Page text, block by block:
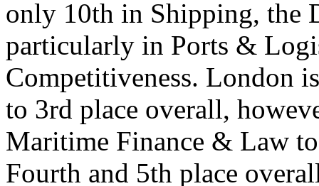
only 10th in Shipping, the
particularly in Ports &
Competitiveness. London
to 3rd place overall,
Maritime Finance & Law
Fourth and 5th place